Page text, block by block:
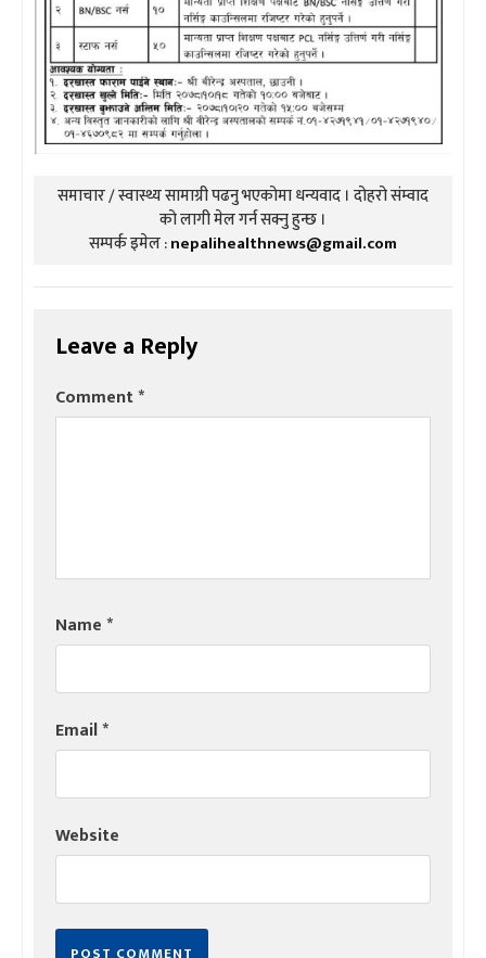
समाचार / स्वास्थ्य सामाग्री पढनु भएकोमा धन्यवाद । दोहरो संम्वाद
को लागी मेल गर्न सक्नु हुन्छ ।
सम्पर्क इमेल :nepalihealthnews@gmail.com
Leave a Reply
Comment*
Name*
Email*
Website